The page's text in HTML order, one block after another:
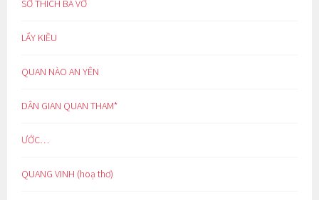
SỞ THÍCH BÁ VƠ
LẨY KIỀU
QUAN NÀO AN YÊN
DÂN GIAN QUAN THAM*
ƯỚC…
QUANG VINH (hoạ thơ)